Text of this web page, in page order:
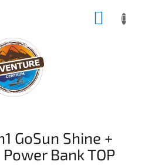
GoSun Shine +
Bank TOP